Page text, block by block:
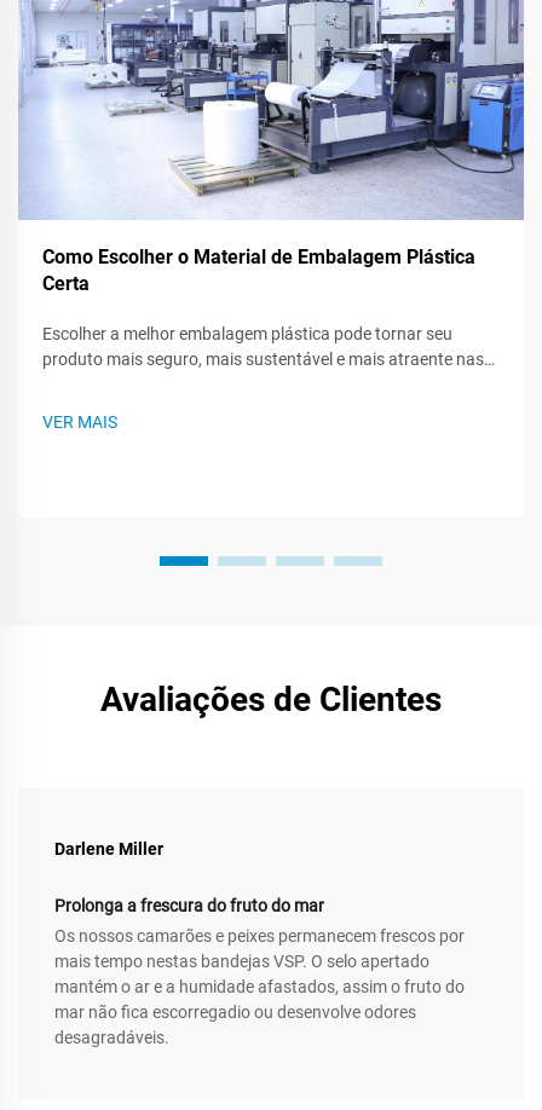
Como Escolher o Material de Embalagem Plástica
Certa
Escolher a melhor embalagem plástica pode tornar seu
produto mais seguro, mais sustentável e mais atraente nas
VER MAIS
Avaliações de Clientes
Darlene Miller
Prolonga a frescura do fruto do mar
Os nossos camarões e peixes permanecem frescos por
mais tempo nestas bandejas VSP. O selo apertado
mantém o ar e a humidade afastados, assim o fruto do
mar não fica escorregadio ou desenvolve odores
desagradáveis.